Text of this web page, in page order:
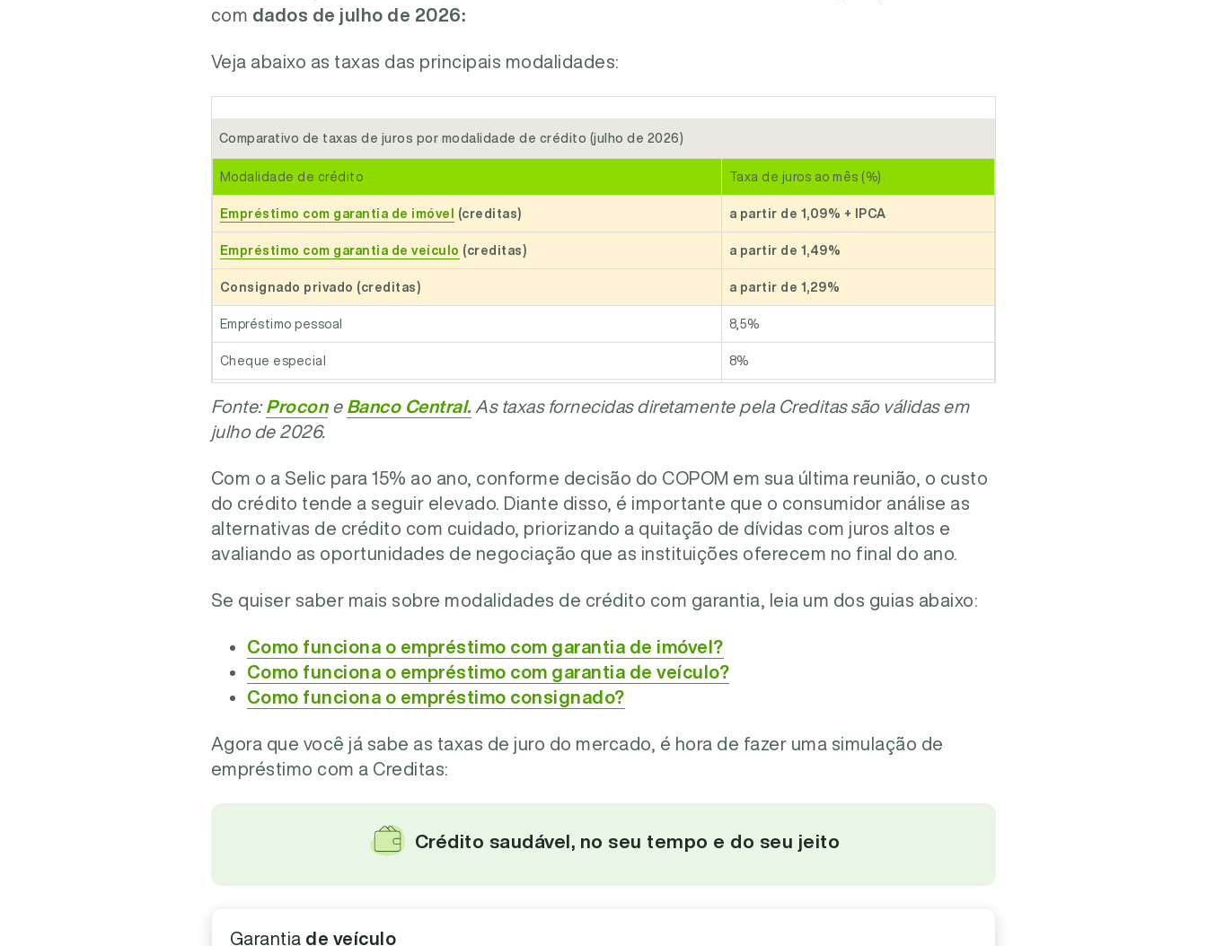
com dados de julho de 2026:
Veja abaixo as taxas das principais modalidades:
Comparativo de taxas de juros por modalidade de crédito (julho de 2026)
Modalidade de crédito Taxa de juros ao mês (%)
Empréstimo com garantia de imóvel (creditas) a partir de 1,09% + IPCA
Empréstimo com garantia de veículo (creditas) a partir de 1,49%
Consignado privado (creditas) a partir de 1,29%
Empréstimo pessoal 8,5%
Cheque especial 8%
Consignado privado
Consignado público
Consignado INSS
Rotativo do cartão de crédito 14,7%
Fonte:Procone Banco Central.As taxas fornecidas diretamente pela Creditas são válidas em
julho de 2026.
Com o a Selic para 15% ao ano, conforme decisão do COPOM em sua última reunião, o custo
do crédito tende a seguir elevado. Diante disso, é importante que o consumidor análise as
alternativas de crédito com cuidado, priorizando a quitação de dívidas com juros altos e
avaliando as oportunidades de negociação que as instituições oferecem no final do ano.
Se quiser saber mais sobre modalidades de crédito com garantia, leia um dos guias abaixo:
Como funciona o empréstimo com garantia de imóvel?
Como funciona o empréstimo com garantia de veículo?
Como funciona o empréstimo consignado?
Agora que você já sabe as taxas de juro do mercado, é hora de fazer uma simulação de
empréstimo com a Creditas:
Crédito saudável, no seu tempo e do seu jeito
Garantia de veículo